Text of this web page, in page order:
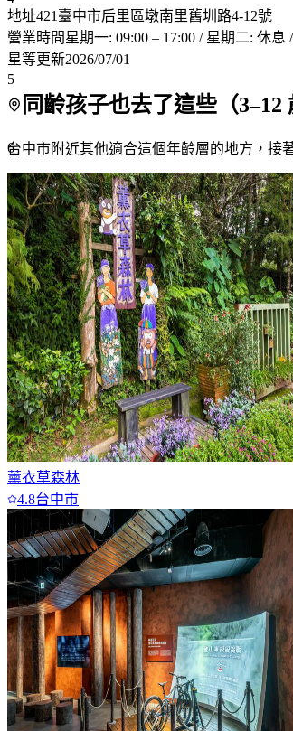
5
6
7+
地址421臺中市后里區墩南里舊圳路4-12號
營業時間星期一: 09:00 – 17:00 / 星期二: 休息
星等更新2026/07/01
同齡孩子也去了這些（3–12
台中市附近其他適合這個年齡層的地方，接
薰衣草森林
4.8台中市